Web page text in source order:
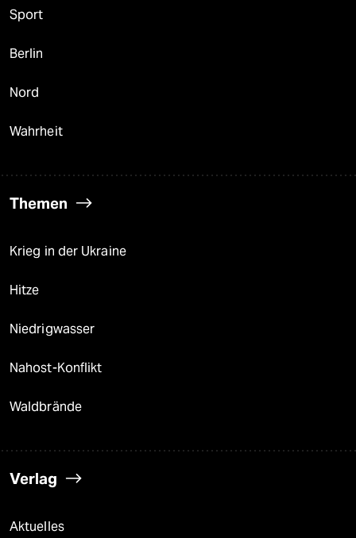
Sport
Berlin
Nord
Wahrheit
Themen
Krieg in der Ukraine
Hitze
Niedrigwasser
Nahost-Konflikt
Waldbrände
Verlag
Aktuelles